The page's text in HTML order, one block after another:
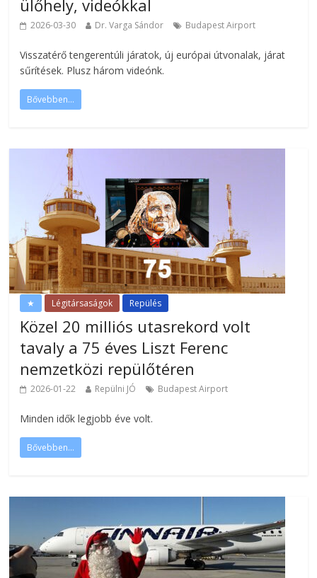
ülőhely, videókkal
2026-03-30 Dr. Varga Sándor Budapest Airport
Visszatérő tengerentúli járatok, új európai útvonalak, járat
sűrítések. Plusz három videónk.
Bővebben...
★ Légitársaságok Repülés
Közel 20 milliós utasrekord volt
tavaly a 75 éves Liszt Ferenc
nemzetközi repülőtéren
2026-01-22 Repülni JÓ Budapest Airport
Minden idők legjobb éve volt.
Bővebben...